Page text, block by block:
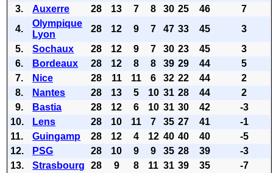
3.
Auxerre 28 13 7 8 30 25 46
7
4.
Olympique
Lyon
28 12 9 7 47 33 45
3
5.
Sochaux 28 12 9 7 30 23 45
3
6.
Bordeaux 28 12 8 8 39 29 44
5
7.
Nice 28 11 11 6 32 22 44
2
8.
Nantes 28 13 5 10 31 28 44
2
9.
Bastia 28 12 6 10 31 30 42
-3
10.
Lens 28 10 11 7 35 27 41
-1
11.
Guingamp 28 12 4 12 40 40 40
-5
12.
PSG 28 10 9 9 35 28 39
-3
13.
Strasbourg 28 9 8 11 31 39 35
-7